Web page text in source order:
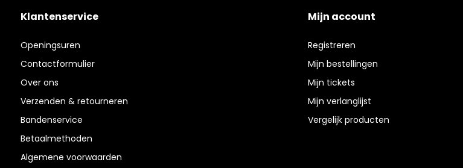
Klantenservice
Openingsuren
Contactformulier
Over ons
Verzenden & retourneren
Bandenservice
Betaalmethoden
Algemene voorwaarden
Mijn account
Registreren
Mijn bestellingen
Mijn tickets
Mijn verlanglijst
Vergelijk producten